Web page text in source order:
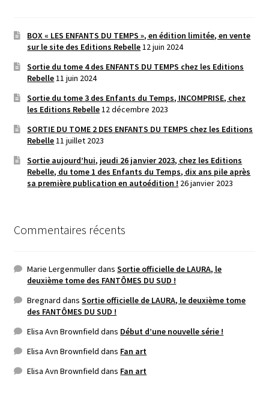
BOX « LES ENFANTS DU TEMPS », en édition limitée, en vente
sur le site des Editions Rebelle12 juin 2024
Sortie du tome 4 des ENFANTS DU TEMPS chez les Editions
Rebelle11 juin 2024
Sortie du tome 3 des Enfants du Temps, INCOMPRISE, chez
les Editions Rebelle12 décembre 2023
SORTIE DU TOME 2 DES ENFANTS DU TEMPS chez les Editions
Rebelle11 juillet 2023
Sortie aujourd’hui, jeudi 26 janvier 2023, chez les Editions
Rebelle, du tome 1 des Enfants du Temps, dix ans pile après
sa première publication en autoédition ! 26 janvier 2023
Commentaires récents
Marie LergenmullerdansSortie officielle de LAURA, le
deuxième tome des FANTÔMES DU SUD !
Bregnard dansSortie officielle de LAURA, le deuxième tome
des FANTÔMES DU SUD !
Elisa Avn Brownfield dans Début d’une nouvelle série !
Elisa Avn Brownfield dans Fan art
Elisa Avn Brownfield dans Fan art